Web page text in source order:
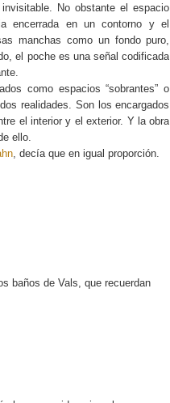
No obstante el espacio
encerrada en un contorno y el
manchas como un fondo puro,
el poche es una señal codificada
como espacios “sobrantes” o
realidades. Son los encargados
el interior y el exterior. Y la obra
ello.
, decía que en igual proporción.
baños de Vals, que recuerdan